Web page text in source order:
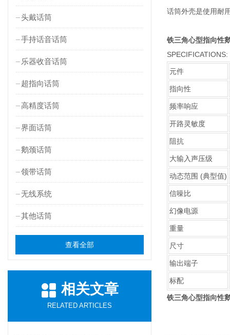
头戴话筒
手持话音话筒
乐器收音话筒
超指向话筒
高精度话筒
界面话筒
鹅颈话筒
领带话筒
无线系统
其他话筒
查看全部
相关文章
RELATED ARTICLES
话筒外壳是使用耐
铁三角心型指向性
SPECIFICATIONS:
元件
指向性
频率响应
开路灵敏度
阻抗
大输入声压级
动态范围 (典型值)
信噪比
幻像电源
重量
尺寸
输出端子
标配
铁三角心型指向性